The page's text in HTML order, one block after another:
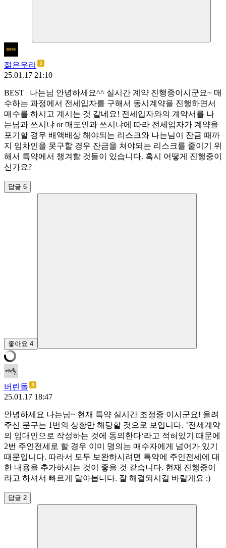
젊은우리
25.01.17 21:10
BEST | 나는님 안녕하세요^^ 실시간 계약 진행중이시군요~ 매
수하는 과정에서 전세입자를 구해서 동시계약을 진행하면서
매수를 하시고 계시는 것 같네요! 전세입자와의 계약서를 나
는님과 쓰시냐 or 매도인과 쓰시냐에 따라 전세입자가 계약을
포기할 경우 배액배상 해야되는 리스크와 나는님이 잔금 때까
지 임차인을 못구할 경우 잔금을 쳐야되는 리스크를 줄이기 위
해서 특약에서 챙겨할 것들이 있습니다. 혹시 어떻게 진행중이
신가요?
답글 6
좋아요 4
버린돌
25.01.17 18:47
안녕하세요 나는님~ 현재 특약 실시간 조정중 이시군요! 올려
주신 문구는 1번의 상황만 해당할 것으로 보입니다. ’전세계약
의 임대인으로 작성하는 것에 동의한다‘라고 적혀있기 때문에
2번 주인전세로 할 경우 이미 명의는 매수자에게 넘어가 있기
때문입니다. 따라서 모두 보완하시려면 특약에 주인전세에 대
한 내용을 추가하시는 것이 좋을 것 같습니다. 현재 진행중이
라고 하셔서 빠르게 달아봅니다. 잘 해결되시길 바랄게요 :)
답글 2